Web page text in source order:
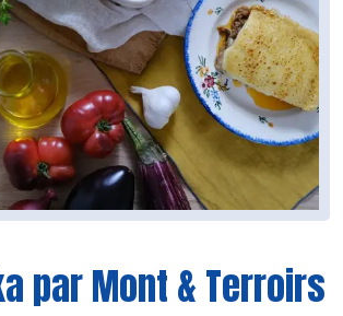
par Mont & Terroirs